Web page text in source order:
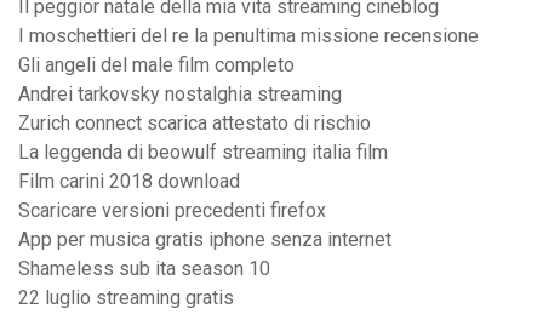
Il peggior natale della mia vita streaming cineblog
I moschettieri del re la penultima missione recensione
Gli angeli del male film completo
Andrei tarkovsky nostalghia streaming
Zurich connect scarica attestato di rischio
La leggenda di beowulf streaming italia film
Film carini 2018 download
Scaricare versioni precedenti firefox
App per musica gratis iphone senza internet
Shameless sub ita season 10
22 luglio streaming gratis